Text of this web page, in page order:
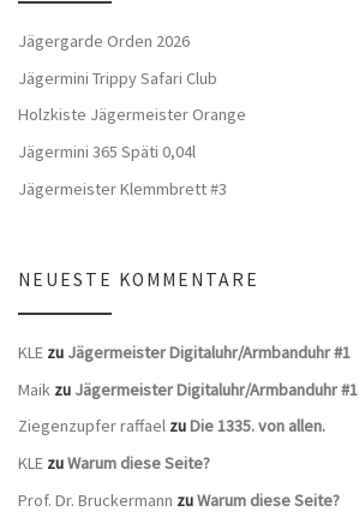
Jägergarde Orden 2026
Jägermini Trippy Safari Club
Holzkiste Jägermeister Orange
Jägermini 365 Späti 0,04l
Jägermeister Klemmbrett #3
NEUESTE KOMMENTARE
KLE zu Jägermeister Digitaluhr/Armbanduhr #1
Maik zu Jägermeister Digitaluhr/Armbanduhr #1
Ziegenzupfer raffael zuDie 1335. von allen.
KLE zuWarum diese Seite?
Prof. Dr. Bruckermann zuWarum diese Seite?